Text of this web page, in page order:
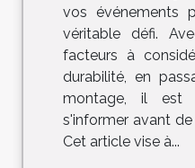
vos événements
véritable défi.
facteurs à
durabilité, en
montage, il est
s'informer avant
Cet article vise à...